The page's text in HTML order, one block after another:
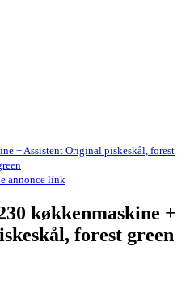
+ Assistent Original piskeskål, forest
annonce link
køkkenmaskine +
forest green